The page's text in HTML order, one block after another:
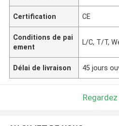
Certification CE
Conditions de pai
ement
L/C, T/T,
Délai de livraison 45 jours